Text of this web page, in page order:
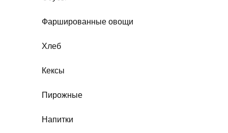
Фаршированные овощи
Хлеб
Кексы
Пирожные
Напитки